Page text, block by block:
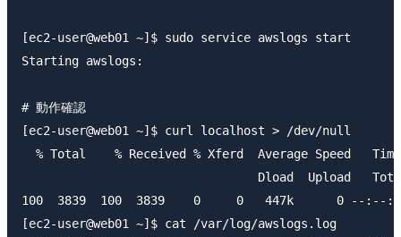
[ec2-user@web01 ~]$ sudo service awslogs start
Starting awslogs:
# 動作確認
[ec2-user@web01 ~]$ curl localhost > /dev/null
% Total    % Received % Xferd  Average Speed
Dload  Upload
100  3839  100  3839    0     0   447k      0 --
[ec2-user@web01 ~]$ cat /var/log/awslogs.log